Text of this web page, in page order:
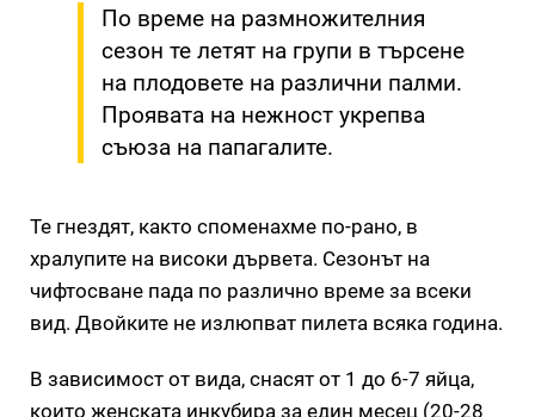
По време на размножителния
сезон те летят на групи в търсене
на плодовете на различни палми.
Проявата на нежност укрепва
съюза на папагалите.
Те гнездят, както споменахме по-рано, в
хралупите на високи дървета. Сезонът на
чифтосване пада по различно време за всеки
вид. Двойките не излюпват пилета всяка година.
В зависимост от вида, снасят от 1 до 6-7 яйца,
които женската инкубира за един месец (20-28